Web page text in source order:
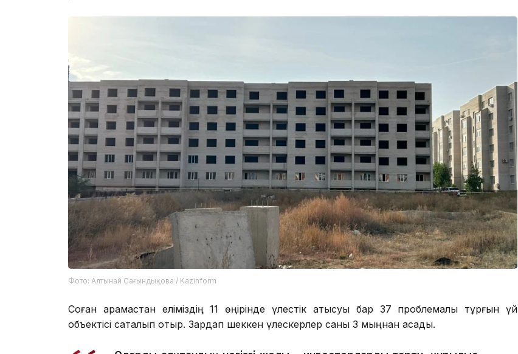
Фото: Алтынай Сағындықова / Kazinform
Соған қарамастан еліміздің 11 өңірінде үлестік қатысуы бар 37 проблемалы тұрғын үй
объектісі сақталып отыр. Зардап шеккен үлескерлер саны 3 мыңнан асады.